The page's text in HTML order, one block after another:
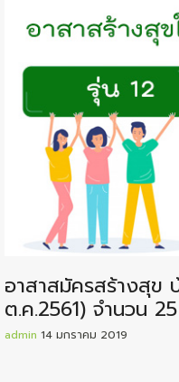
อาสาสมัครสร้างสุข
ต.ค.2561) จำนวน
admin 14 มกราคม 2019